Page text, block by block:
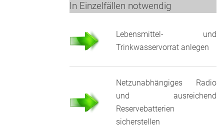
In Einzelfällen notwendig
Lebensmittel- und
Trinkwasservorrat anlegen
Netzunabhängiges Radio
und ausreichend
Reservebatterien
sicherstellen